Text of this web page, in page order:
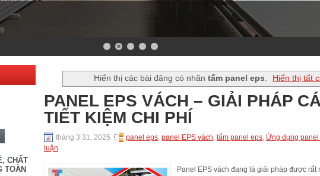
CHẤT
TOÀN
Hiển thị các bài đăng có nhãn tấm panel eps. Hiển thị tất
PANEL EPS VÁCH – GIẢI PHÁP
TIẾT KIỆM CHI PHÍ
tháng 3 31, 2025 panel eps panel EPS vách tấm panel eps Ứng dụng panel
luận
Panel EPS vách đang là giải pháp được